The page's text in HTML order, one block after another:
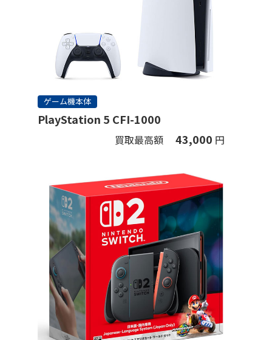
ゲーム機本体
PlayStation 5 CFI-1000
買取最高額 43,000 円